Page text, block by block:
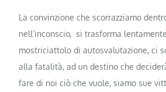
La convinzione che scorrazziamo
nell’inconscio, si trasforma
mostriciattolo di autosvalutazione, ci
alla fatalità, ad un destino che
fare di noi ciò che vuole, siamo sue